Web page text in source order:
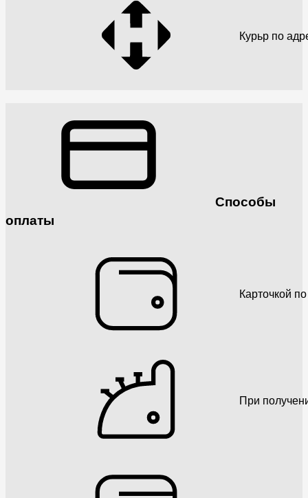
Курьр по
Способы
оплаты
Карточкой
При